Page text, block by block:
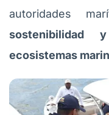
autoridades
ecosistemas